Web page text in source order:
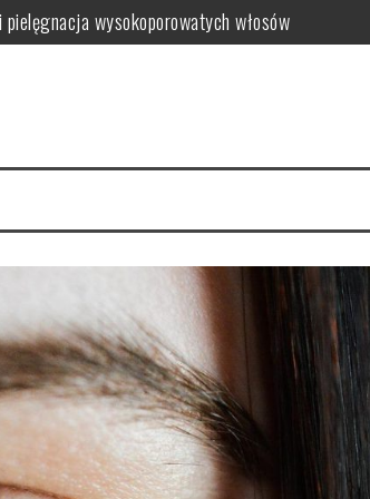
i jak wybrać najlepszy?
przepisy
farbowaniu?
krok po kroku